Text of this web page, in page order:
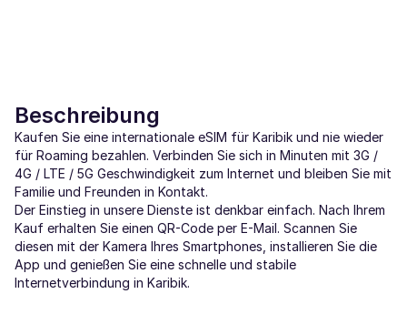
Beschreibung
Kaufen Sie eine internationale eSIM für Karibik und nie wieder
für Roaming bezahlen. Verbinden Sie sich in Minuten mit 3G /
4G / LTE / 5G Geschwindigkeit zum Internet und bleiben Sie mit
Familie und Freunden in Kontakt.
Der Einstieg in unsere Dienste ist denkbar einfach. Nach Ihrem
Kauf erhalten Sie einen QR-Code per E-Mail. Scannen Sie
diesen mit der Kamera Ihres Smartphones, installieren Sie die
App und genießen Sie eine schnelle und stabile
Internetverbindung in Karibik.